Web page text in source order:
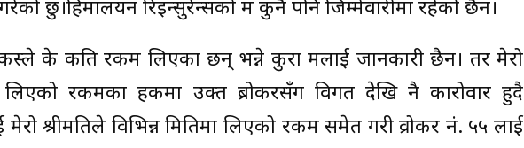
गरेको छु।हिमालयन रिइन्सुरेन्सको म कुनै पनि जिम्मेवारीमा रहेको छैन।
कस्ले के कति रकम लिएका छन् भन्ने कुरा मलाई जानकारी छैन। तर मेरो
लिएको रकमका हकमा उक्त ब्रोकरसँग विगत देखि नै कारोवार हुदै
श्रीमतिले विभिन्न मितिमा लिएको रकम समेत गरी व्रोकर नं. ५५ लाई